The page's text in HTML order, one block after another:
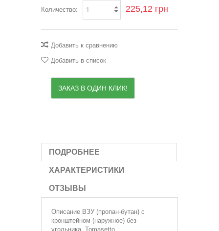
Количество: 225,12 грн
Добавить к сравнению
Добавить в список
ЗАКАЗ В ОДИН КЛИК!
ПОДРОБНЕЕ
ХАРАКТЕРИСТИКИ
ОТЗЫВЫ
Описание ВЗУ (пропан-бутан) с
кронштейном (наружное) без
угольника, Tomasetto